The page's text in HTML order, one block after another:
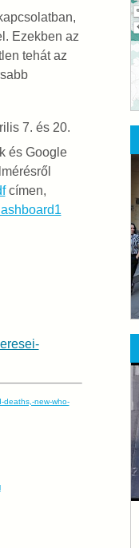
Ezekben az
tehát az
7. és 20.
és Google
címen,
deaths,-new-who-